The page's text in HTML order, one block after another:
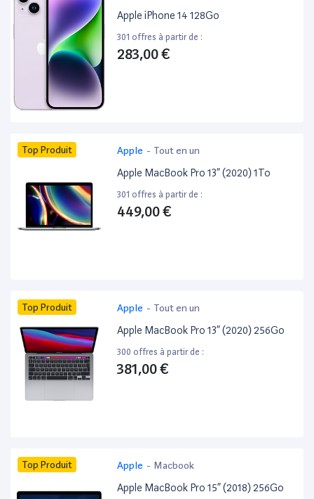
Apple iPhone 14 128Go
301 offres à partir de :
283,00 €
Top Produit Apple - Tout en un
Apple MacBook Pro 13” (2020) 1To
301 offres à partir de :
449,00 €
Top Produit Apple - Tout en un
Apple MacBook Pro 13” (2020) 256Go
300 offres à partir de :
381,00 €
Top Produit Apple - Macbook
Apple MacBook Pro 15” (2018) 256Go